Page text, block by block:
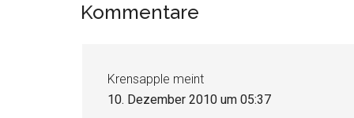
Leser-
Kommentare
Krensapple meint
10. Dezember 2010 um 05:37